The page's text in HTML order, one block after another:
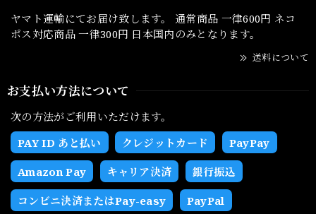
ヤマト運輸にてお届け致します。 通常商品 一律600円 ネコ
ポス対応商品 一律300円 日本国内のみとなります。
送料について
お支払い方法について
次の方法がご利用いただけます。
PAY ID あと払い
クレジットカード PayPay
Amazon Pay キャリア決済 銀行振込
コンビニ決済またはPay-easy PayPal